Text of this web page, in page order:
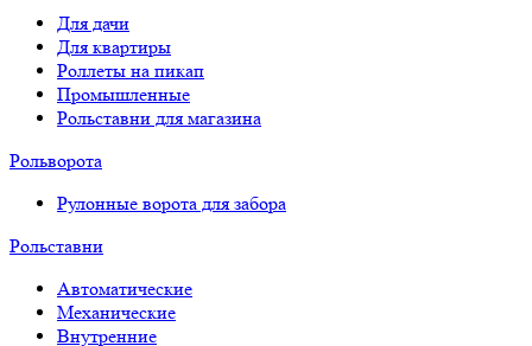
Для дачи
Для квартиры
Роллеты на пикап
Промышленные
Рольставни для магазина
Рольворота
Рулонные ворота для забора
Рольставни
Автоматические
Механические
Внутренние